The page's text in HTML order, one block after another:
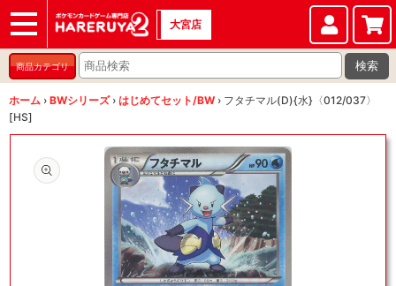
ショップ
店頭買取
店舗
イベント
大宮店
商品カテゴリ 検索
ホーム › BWシリーズ › はじめてセット/BW › フタチマル(D){水}〈012/037〉
[HS]